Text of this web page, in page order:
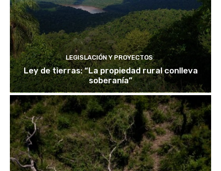
LEGISLACIÓN Y PROYECTOS
Ley de tierras: “La propiedad rural conlleva
soberanía”